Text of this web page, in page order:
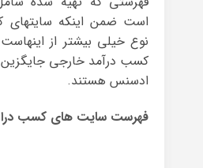
است ضمن اینکه سایتهای
نوع خیلی بیشتر از
کسب درآمد خارجی جایگزین
ادسنس هستند.
فهرست سایت های کسب